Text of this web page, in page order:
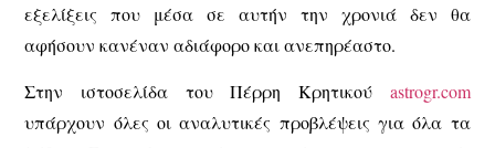
εξελίξεις που μέσα σε αυτήν την χρονιά δεν θα
αφήσουν κανέναν αδιάφορο και ανεπηρέαστο.
Στην ιστοσελίδα του Πέρρη Κρητικού astrogr.com
υπάρχουν όλες οι αναλυτικές προβλέψεις για όλα τα